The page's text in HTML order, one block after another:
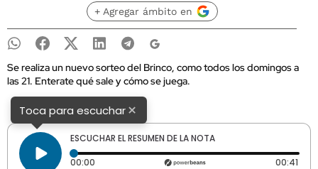
+ Agregar ámbito en
Se realiza un nuevo sorteo del Brinco, como todos los domingos a
las 21. Enterate qué sale y cómo se juega.
Toca para escuchar×
ESCUCHAR EL RESUMEN DE LA NOTA
00:00 Tiempo transcurrido: 0 segundos 00:41